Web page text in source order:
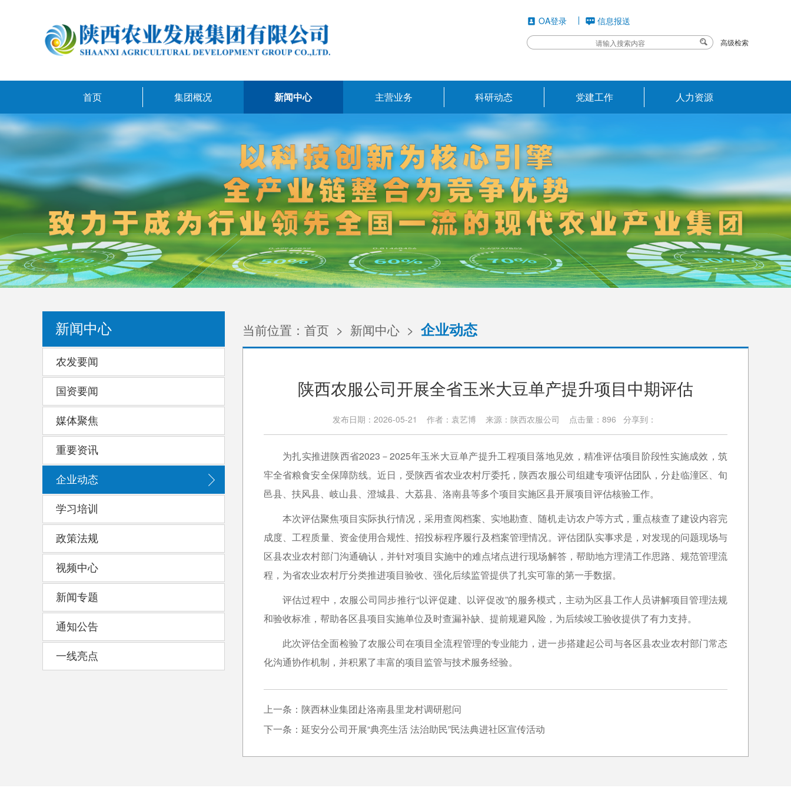
OA登录 信息报送
高级检索
首页 集团概况 新闻中心 主营业务 科研动态 党建工作 人力资源
新闻中心
农发要闻
国资要闻
媒体聚焦
重要资讯
企业动态
学习培训
政策法规
视频中心
新闻专题
通知公告
一线亮点
当前位置： 首页 > 新闻中心 > 企业动态
陕西农服公司开展全省玉米大豆单产提升项目中期评估
发布日期：2026-05-21 作者：袁艺博 来源：陕西农服公司 点击量：896 分享到：
为扎实推进陕西省2023－2025年玉米大豆单产提升工程项目落地见效，精准评估项目阶段性实施成效，筑
牢全省粮食安全保障防线。近日，受陕西省农业农村厅委托，陕西农服公司组建专项评估团队，分赴临潼区、旬
邑县、扶风县、岐山县、澄城县、大荔县、洛南县等多个项目实施区县开展项目评估核验工作。
本次评估聚焦项目实际执行情况，采用查阅档案、实地勘查、随机走访农户等方式，重点核查了建设内容完
成度、工程质量、资金使用合规性、招投标程序履行及档案管理情况。评估团队实事求是，对发现的问题现场与
区县农业农村部门沟通确认，并针对项目实施中的难点堵点进行现场解答，帮助地方理清工作思路、规范管理流
程，为省农业农村厅分类推进项目验收、强化后续监管提供了扎实可靠的第一手数据。
评估过程中，农服公司同步推行“以评促建、以评促改”的服务模式，主动为区县工作人员讲解项目管理法规
和验收标准，帮助各区县项目实施单位及时查漏补缺、提前规避风险，为后续竣工验收提供了有力支持。
此次评估全面检验了农服公司在项目全流程管理的专业能力，进一步搭建起公司与各区县农业农村部门常态
化沟通协作机制，并积累了丰富的项目监管与技术服务经验。
上一条：陕西林业集团赴洛南县里龙村调研慰问
下一条：延安分公司开展“典亮生活 法治助民”民法典进社区宣传活动